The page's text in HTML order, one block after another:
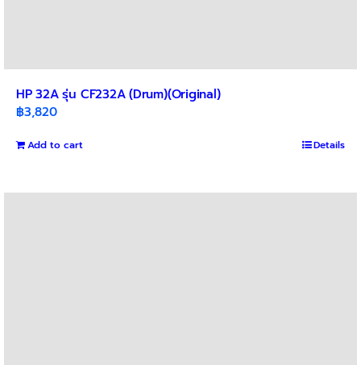
HP 32A รุ่น CF232A (Drum)(Original)
฿3,820
Add to cart Details